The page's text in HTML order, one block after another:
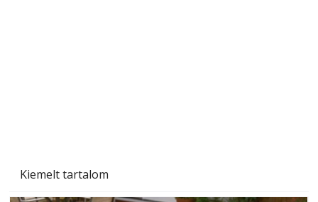
Kiemelt tartalom